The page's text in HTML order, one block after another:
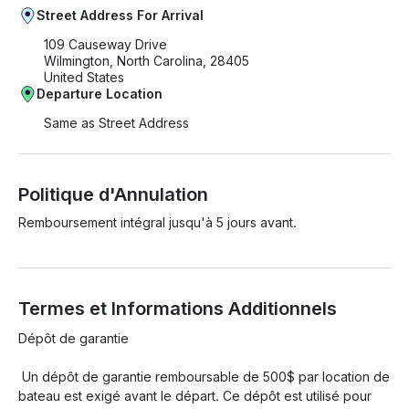
Street Address For Arrival
109 Causeway Drive
Wilmington, North Carolina, 28405
United States
Departure Location
Same as Street Address
Politique d'Annulation
Remboursement intégral jusqu'à 5 jours avant.
Termes et Informations Additionnels
Dépôt de garantie
bateau est exigé avant le départ. Ce dépôt est utilisé pour